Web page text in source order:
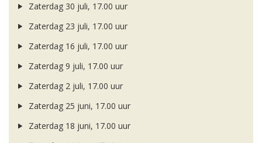
Zaterdag 30 juli, 17.00 uur
Zaterdag 23 juli, 17.00 uur
Zaterdag 16 juli, 17.00 uur
Zaterdag 9 juli, 17.00 uur
Zaterdag 2 juli, 17.00 uur
Zaterdag 25 juni, 17.00 uur
Zaterdag 18 juni, 17.00 uur